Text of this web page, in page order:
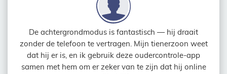
De achtergrondmodus is fantastisch — hij draait
zonder de telefoon te vertragen. Mijn tienerzoon weet
dat hij er is, en ik gebruik deze oudercontrole-app
samen met hem om er zeker van te zijn dat hij online